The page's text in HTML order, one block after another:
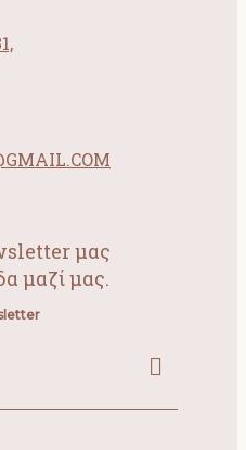
μας
μαζί μας.